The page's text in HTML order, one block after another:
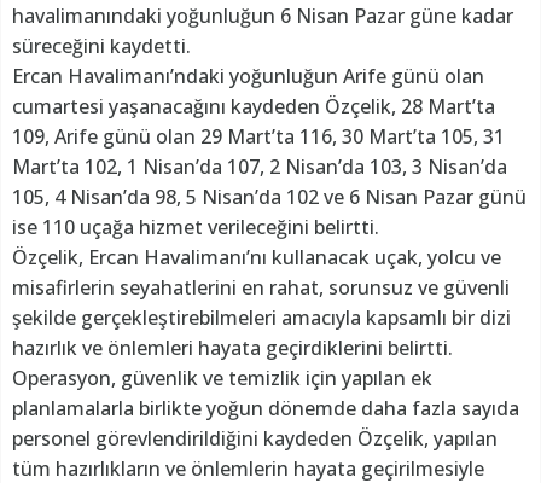
havalimanındaki yoğunluğun 6 Nisan Pazar güne kadar
süreceğini kaydetti.
Ercan Havalimanı’ndaki yoğunluğun Arife günü olan
cumartesi yaşanacağını kaydeden Özçelik, 28 Mart’ta
109, Arife günü olan 29 Mart’ta 116, 30 Mart’ta 105, 31
Mart’ta 102, 1 Nisan’da 107, 2 Nisan’da 103, 3 Nisan’da
105, 4 Nisan’da 98, 5 Nisan’da 102 ve 6 Nisan Pazar günü
ise 110 uçağa hizmet verileceğini belirtti.
Özçelik, Ercan Havalimanı’nı kullanacak uçak, yolcu ve
misafirlerin seyahatlerini en rahat, sorunsuz ve güvenli
şekilde gerçekleştirebilmeleri amacıyla kapsamlı bir dizi
hazırlık ve önlemleri hayata geçirdiklerini belirtti.
Operasyon, güvenlik ve temizlik için yapılan ek
planlamalarla birlikte yoğun dönemde daha fazla sayıda
personel görevlendirildiğini kaydeden Özçelik, yapılan
tüm hazırlıkların ve önlemlerin hayata geçirilmesiyle